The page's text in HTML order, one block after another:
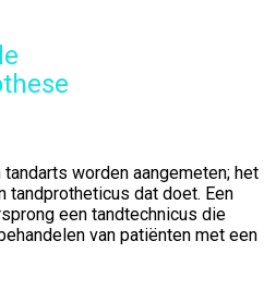
worden aangemeten; het
tandprotheticus dat doet. Een
een tandtechnicus die
van patiënten met een